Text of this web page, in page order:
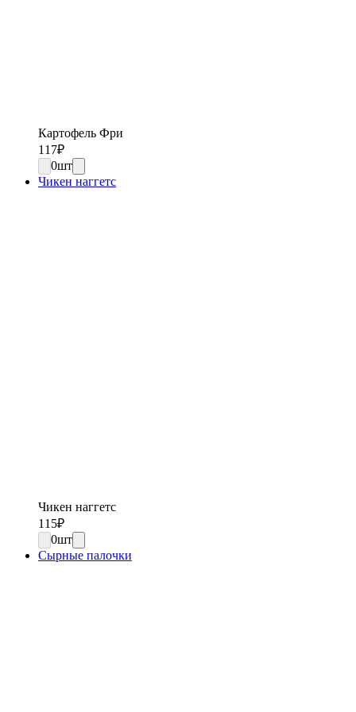
Картофель Фри
117₽
0шт
Чикен наггетс
Чикен наггетс
115₽
0шт
Сырные палочки